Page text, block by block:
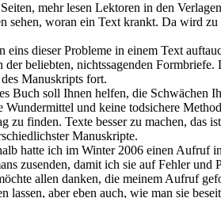
mehr lesen Lektoren in den
sehen, woran ein Text krankt. Da wird
eins dieser Probleme in einem Text
der beliebten, nichtssagenden
Manuskripts fort.
Buch soll Ihnen helfen, die Schwächen
Wundermittel und keine todsichere
zu finden. Texte besser zu machen, das
Manuskripte.
hatte ich im Winter 2006 einen Aufruf
zusenden, damit ich sie auf Fehler und
allen danken, die meinem Aufruf
lassen, aber eben auch, wie man sie